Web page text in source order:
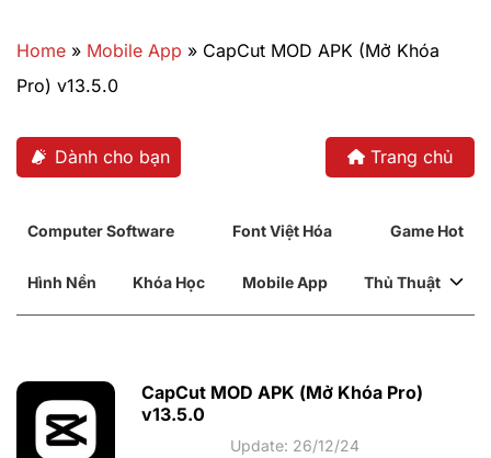
qua
dung
Home » Mobile App » CapCut MOD APK (Mở Khóa
Pro) v13.5.0
Dành cho bạn Trang chủ
Computer Software Font Việt Hóa Game Hot
Hình Nền Khóa Học Mobile App Thủ Thuật
CapCut MOD APK (Mở Khóa Pro)
v13.5.0
Update: 26/12/24